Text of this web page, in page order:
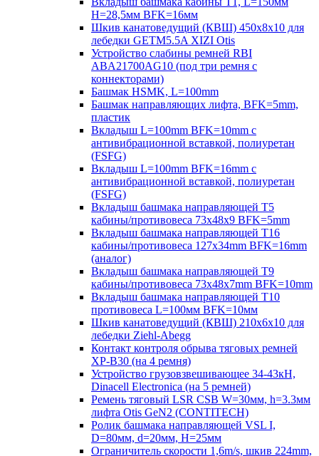
H=28,5мм BFK=16мм
Шкив канатоведущий (КВШ) 450х8х10 для
лебедки GETM5.5A XIZI Otis
Устройство слабины ремней RBI
ABA21700AG10 (под три ремня с
коннекторами)
Башмак HSMK, L=100mm
Башмак направляющих лифта, BFK=5mm,
пластик
Вкладыш L=100mm BFK=10mm с
антивибрационной вставкой, полиуретан
(FSFG)
Вкладыш L=100mm BFK=16mm с
антивибрационной вставкой, полиуретан
(FSFG)
Вкладыш башмака направляющей T5
кабины/противовеса 73х48х9 BFK=5mm
Вкладыш башмака направляющей T16
кабины/противовеса 127х34mm BFK=16mm
(аналог)
Вкладыш башмака направляющей T9
кабины/противовеса 73х48х7mm BFK=10mm
Вкладыш башмака направляющей T10
противовеса L=100мм BFK=10мм
Шкив канатоведущий (КВШ) 210х6х10 для
лебедки Ziehl-Abegg
Контакт контроля обрыва тяговых ремней
XP-B30 (на 4 ремня)
Устройство грузовзвешивающее 34-43кН,
Dinacell Electronica (на 5 ремней)
Ремень тяговый LSR CSB W=30мм, h=3.3мм
лифта Otis GeN2 (CONTITECH)
Ролик башмака направляющей VSL I,
D=80мм, d=20мм, H=25мм
Ограничитель скорости 1,6m/s, шкив 224mm,